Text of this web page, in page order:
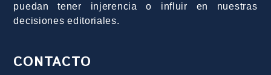
puedan tener injerencia o influir en nuestras
decisiones editoriales.
CONTACTO